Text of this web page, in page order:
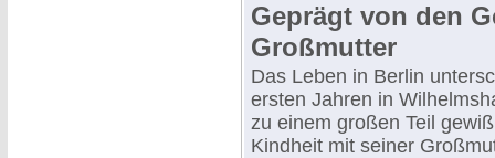
Geprägt von den
Großmutter
Das Leben in Berlin
ersten Jahren in
zu einem großen Teil
Kindheit mit seiner